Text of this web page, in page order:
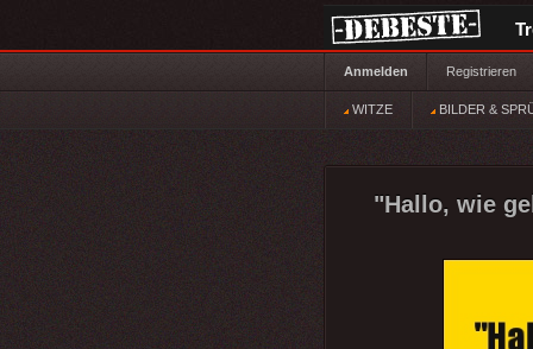
Anmelden Registrieren
WITZE BILDER &
"Hallo, wie